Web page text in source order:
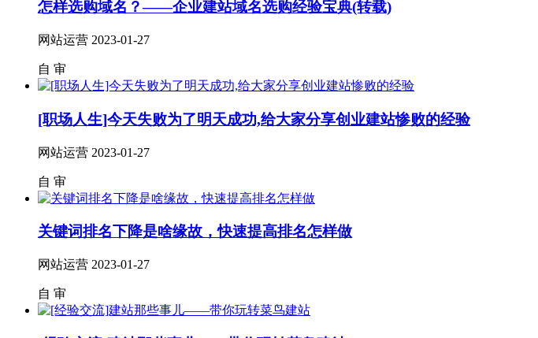
怎样选购域名？——企业建站域名选购经验宝典(转载)
网站运营 2023-01-27
自 审
[职场人生]今天失败为了明天成功,给大家分享创业建站惨败的经验
网站运营 2023-01-27
自 审
关键词排名下降是啥缘故，快速提高排名怎样做
网站运营 2023-01-27
自 审